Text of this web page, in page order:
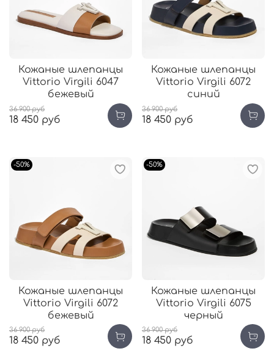
Кожаные шлепанцы
Vittorio Virgili 6047
бежевый
36 900 руб
18 450 руб
Кожаные шлепанцы
Vittorio Virgili 6072
синий
36 900 руб
18 450 руб
-50%
Кожаные шлепанцы
Vittorio Virgili 6072
бежевый
36 900 руб
18 450 руб
-50%
Кожаные шлепанцы
Vittorio Virgili 6075
черный
36 900 руб
18 450 руб